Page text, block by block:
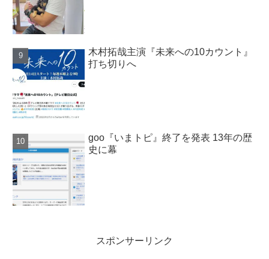
木村拓哉主演『未来への10カウント』
打ち切りへ
goo『いまトピ』終了を発表 13年の歴
史に幕
スポンサーリンク